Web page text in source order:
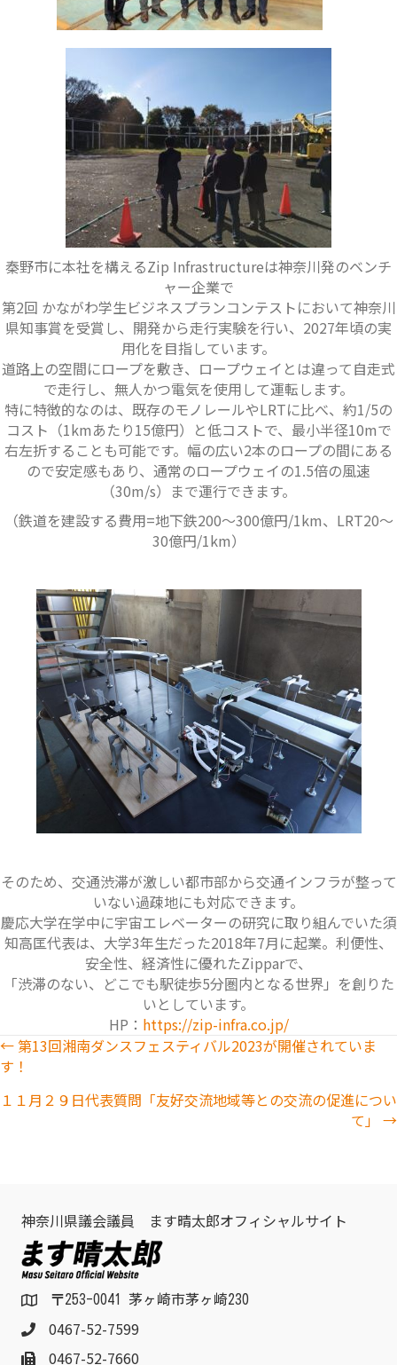
秦野市に本社を構えるZip Infrastructureは神奈川発のベンチ
ャー企業で
第2回 かながわ学生ビジネスプランコンテストにおいて神奈川
県知事賞を受賞し、開発から走行実験を行い、2027年頃の実
用化を目指しています。
道路上の空間にロープを敷き、ロープウェイとは違って自走式
で走行し、無人かつ電気を使用して運転します。
特に特徴的なのは、既存のモノレールやLRTに比べ、約1/5の
コスト（1kmあたり15億円）と低コストで、最小半径10mで
右左折することも可能です。幅の広い2本のロープの間にある
ので安定感もあり、通常のロープウェイの1.5倍の風速
（30m/s）まで運行できます。
（鉄道を建設する費用=地下鉄200～300億円/1km、LRT20～
30億円/1km）
そのため、交通渋滞が激しい都市部から交通インフラが整って
いない過疎地にも対応できます。
慶応大学在学中に宇宙エレベーターの研究に取り組んでいた須
知高匡代表は、大学3年生だった2018年7月に起業。利便性、
安全性、経済性に優れたZipparで、
「渋滞のない、どこでも駅徒歩5分圏内となる世界」を創りた
いとしています。
HP： https://zip-infra.co.jp/
Posts
navigation
← 第13回湘南ダンスフェスティバル2023が開催されていま
す！
１１月２９日代表質問「友好交流地域等との交流の促進につい
て」 →
神奈川県議会議員 ます晴太郎オフィシャルサイト
〒253-0041 茅ヶ崎市茅ヶ崎230
0467-52-7599
0467-52-7660